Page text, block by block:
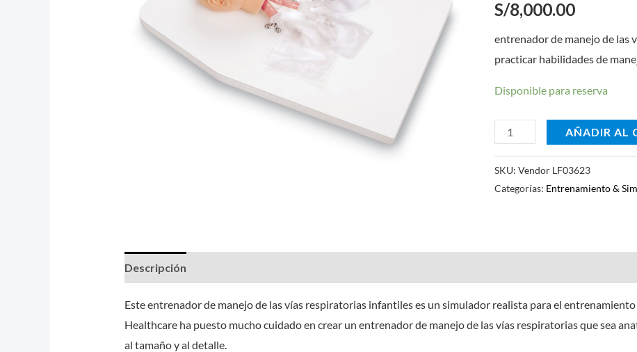
S/8,000.00
entrenador de manejo de las
practicar habilidades de
Disponible para reserva
cantidad
AÑADIR AL
SKU:Vendor LF03623
Categorías: Entrenamiento &
Descripción
Este entrenador de manejo de las vías respiratorias infantiles es un simulador realista para el
Healthcare ha puesto mucho cuidado en crear un entrenador de manejo de las vías respiratorias que sea
al tamaño y al detalle.